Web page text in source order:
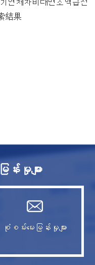
연체자비대면소액급전
結果
းမှုများ
စုံစမ်းမေးမြန်းမှုများ